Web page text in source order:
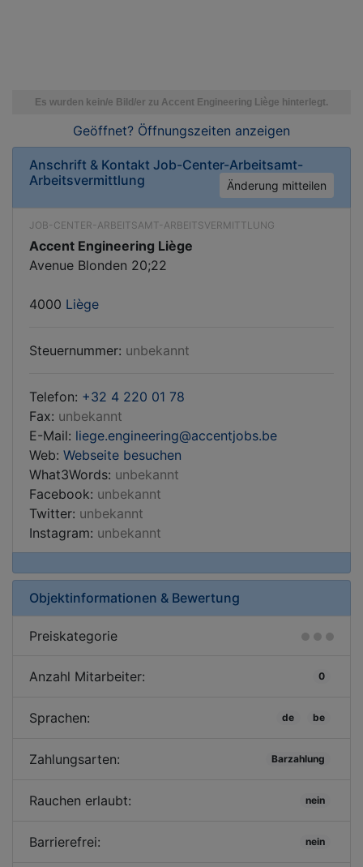
Geöffnet? Öffnungszeiten anzeigen
Anschrift & Kontakt Job-Center-Arbeitsamt-
Arbeitsvermittlung
Änderung mitteilen
JOB-CENTER-ARBEITSAMT-ARBEITSVERMITTLUNG
Accent Engineering Liège
Avenue Blonden 20;22
4000 Liège
Steuernummer: unbekannt
Telefon: +32 4 220 01 78
Fax: unbekannt
E-Mail: liege.engineering
accentjobs.be
Web: Webseite besuchen
What3Words: unbekannt
Facebook: unbekannt
Twitter: unbekannt
Instagram: unbekannt
Objektinformationen & Bewertung
Preiskategorie
Anzahl Mitarbeiter: 0
Sprachen: de be
Zahlungsarten: Barzahlung
Rauchen erlaubt: nein
Barrierefrei: nein